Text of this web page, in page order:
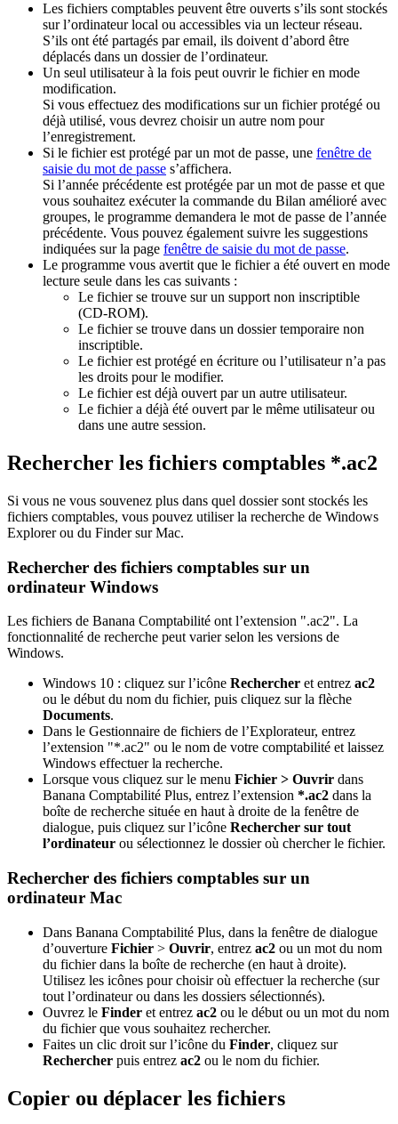
Les fichiers comptables peuvent être ouverts s’ils sont stockés
sur l’ordinateur local ou accessibles via un lecteur réseau.
S’ils ont été partagés par email, ils doivent d’abord être
déplacés dans un dossier de l’ordinateur.
Un seul utilisateur à la fois peut ouvrir le fichier en mode
modification.
Si vous effectuez des modifications sur un fichier protégé ou
déjà utilisé, vous devrez choisir un autre nom pour
l’enregistrement.
Si le fichier est protégé par un mot de passe, une fenêtre de
saisie du mot de passe s’affichera.
Si l’année précédente est protégée par un mot de passe et que
vous souhaitez exécuter la commande du Bilan amélioré avec
groupes, le programme demandera le mot de passe de l’année
précédente. Vous pouvez également suivre les suggestions
indiquées sur la page fenêtre de saisie du mot de passe.
Le programme vous avertit que le fichier a été ouvert en mode
lecture seule dans les cas suivants :
Le fichier se trouve sur un support non inscriptible
(CD-ROM).
Le fichier se trouve dans un dossier temporaire non
inscriptible.
Le fichier est protégé en écriture ou l’utilisateur n’a pas
les droits pour le modifier.
Le fichier est déjà ouvert par un autre utilisateur.
Le fichier a déjà été ouvert par le même utilisateur ou
dans une autre session.
Rechercher les fichiers comptables *.ac2
Si vous ne vous souvenez plus dans quel dossier sont stockés les
fichiers comptables, vous pouvez utiliser la recherche de Windows
Explorer ou du Finder sur Mac.
Rechercher des fichiers comptables sur un
ordinateur Windows
Les fichiers de Banana Comptabilité ont l’extension ".ac2". La
fonctionnalité de recherche peut varier selon les versions de
Windows.
Windows 10 : cliquez sur l’icône Rechercher et entrez ac2
ou le début du nom du fichier, puis cliquez sur la flèche
Documents.
Dans le Gestionnaire de fichiers de l’Explorateur, entrez
l’extension "*.ac2" ou le nom de votre comptabilité et laissez
Windows effectuer la recherche.
Lorsque vous cliquez sur le menu Fichier > Ouvrir dans
Banana Comptabilité Plus, entrez l’extension *.ac2 dans la
boîte de recherche située en haut à droite de la fenêtre de
dialogue, puis cliquez sur l’icône Rechercher sur tout
l’ordinateur ou sélectionnez le dossier où chercher le fichier.
Rechercher des fichiers comptables sur un
ordinateur Mac
Dans Banana Comptabilité Plus, dans la fenêtre de dialogue
d’ouverture Fichier > Ouvrir, entrez ac2 ou un mot du nom
du fichier dans la boîte de recherche (en haut à droite).
Utilisez les icônes pour choisir où effectuer la recherche (sur
tout l’ordinateur ou dans les dossiers sélectionnés).
Ouvrez le Finder et entrez ac2 ou le début ou un mot du nom
du fichier que vous souhaitez rechercher.
Faites un clic droit sur l’icône du Finder, cliquez sur
Rechercher puis entrez ac2 ou le nom du fichier.
Copier ou déplacer les fichiers